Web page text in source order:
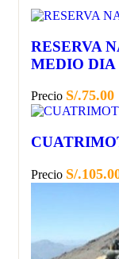
RESERVA
MEDIO DIA
Precio S/.75.00
Precio S/.